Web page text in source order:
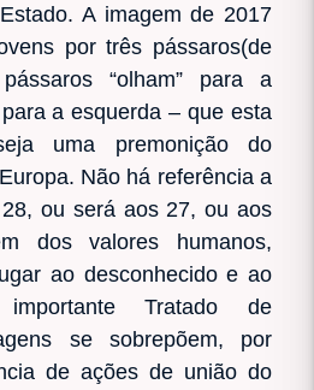
A imagem de 2017
por três pássaros(de
“olham” para a
a esquerda – que esta
uma premonição do
Não há referência a
ou será aos 27, ou aos
dos valores humanos,
ao desconhecido e ao
Tratado de
se sobrepõem, por
de ações de união do